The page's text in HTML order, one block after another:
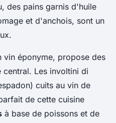
, des pains garnis d'huile
et d'anchois, sont un
vin éponyme, propose des
central. Les involtini di
cuits au vin de
de cette cuisine
à base de poissons et de